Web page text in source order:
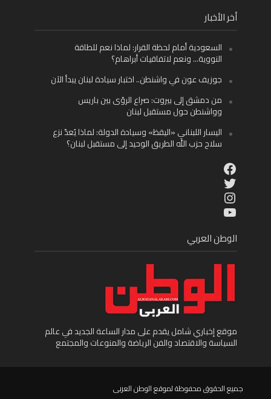
أخر الأخبار
السعودية أمام لحظة القرار: لماذا نعم للطاقة
النووية… ونعم لاتفاقيات أبراهام؟
جوزيف عون في واشنطن.. اختبار سيادة لبنان يبدأ الآن
من دمشق إلى بيروت: صراع الرؤى بين باريس
وواشنطن حول مستقبل لبنان
اليسار اللبناني «اليقظ» وسيادة الدولة: لماذا يُعدّ نزع
سلاح حزب الله الطريق الوحيد إلى مستقبل لبنان؟
Facebook
Twitter
Instagram
YouTube
الوطن العربي
موقع إخباري شامل يقدم على مدار الساعة الجديد في عالم
السياسة والاقتصاد والفن الرياضة والمنوعات والمجتمع
جميع الحقوق محفوظة لموقع الوطن العربى